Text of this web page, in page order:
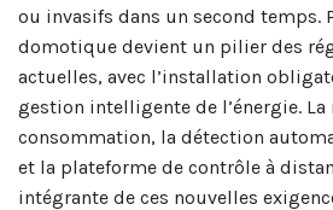
ou invasifs dans un second temps.
domotique devient un pilier des
actuelles, avec l’installation
gestion intelligente de l’énergie.
consommation, la détection
et la plateforme de contrôle à
intégrante de ces nouvelles